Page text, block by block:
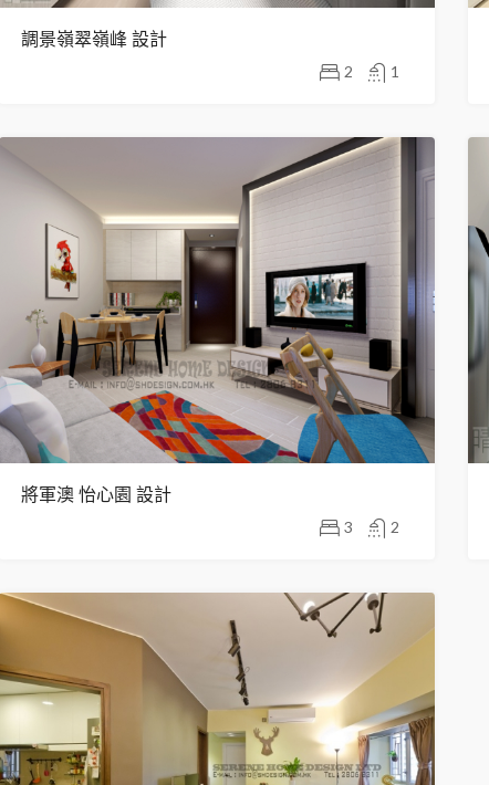
調景嶺翠嶺峰 設計
2 1
將軍澳 怡心園 設計
3 2